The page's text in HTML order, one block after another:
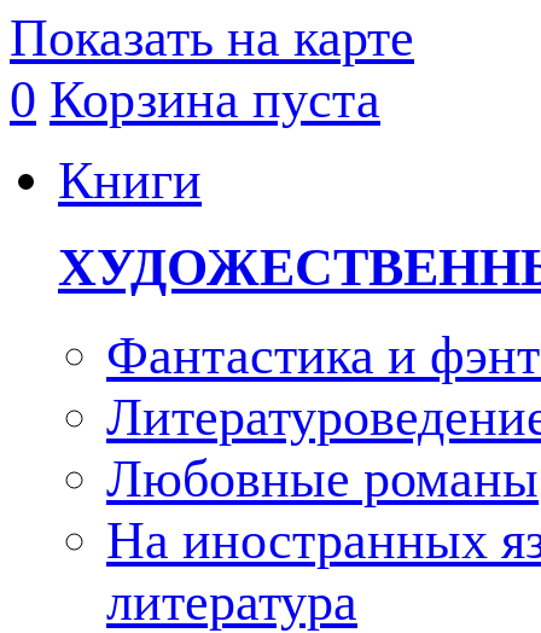
Показать на карте
0 Корзина пуста
Книги
Фантастика и
Любовные романы
На иностранных
литература